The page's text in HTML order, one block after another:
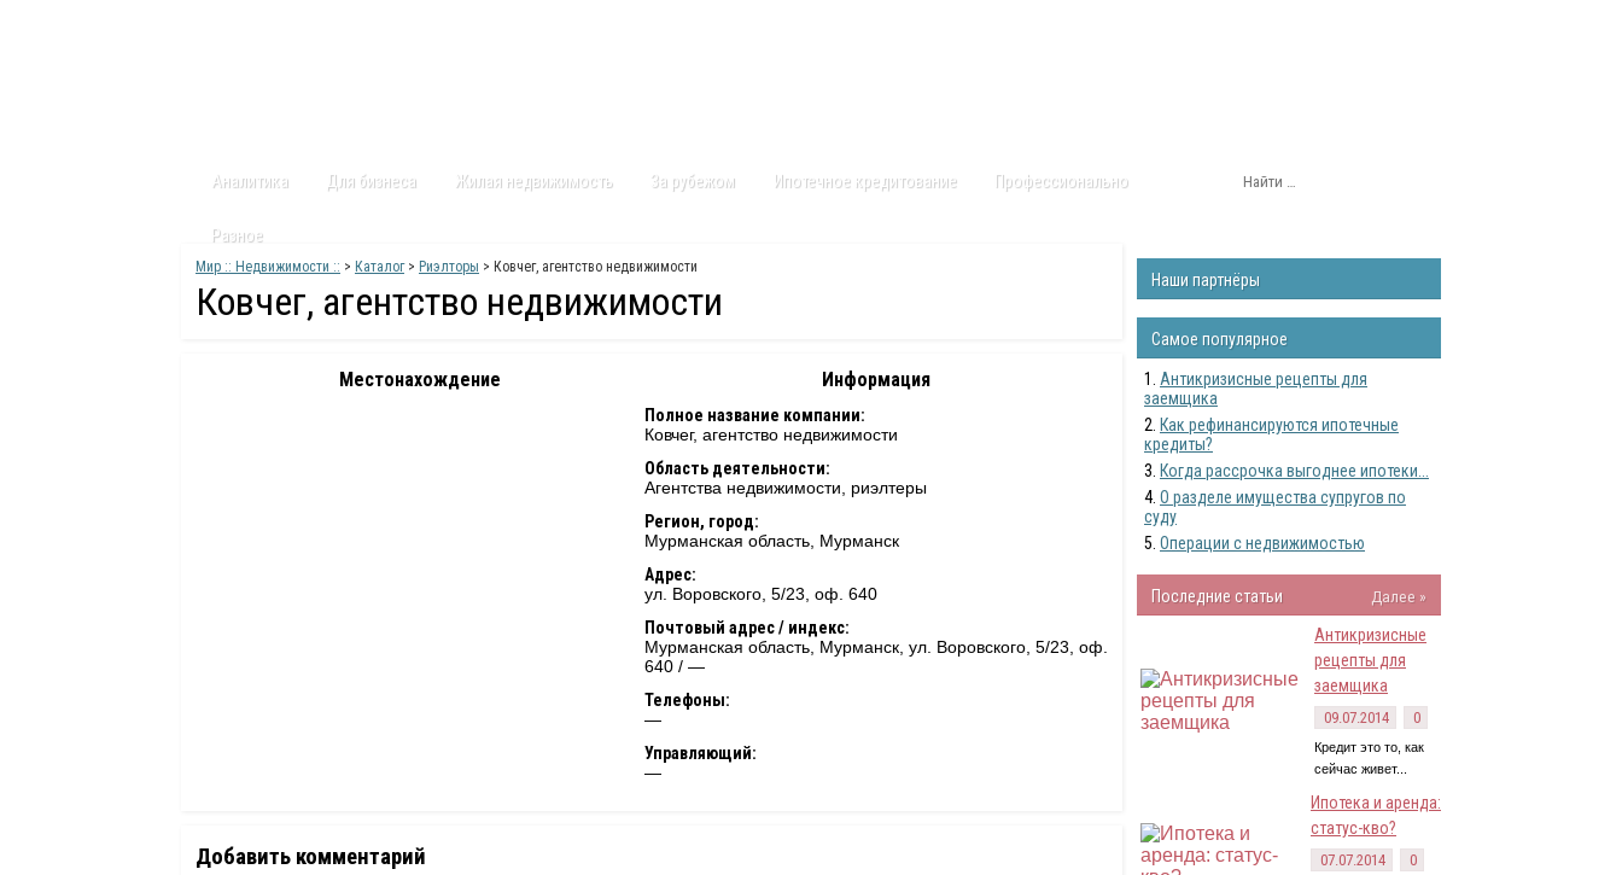
Аналитика Для бизнеса Жилая недвижимость За рубежом Ипотечное кредитование Профессионально
Разное
Мир :: Недвижимости :: > Каталог> Риэлторы > Ковчег, агентство недвижимости
Ковчег, агентство недвижимости
Местонахождение Информация
Полное название компании:
Ковчег, агентство недвижимости
Область деятельности:
Агентства недвижимости, риэлтеры
Регион, город:
Мурманская область Мурманск
Адрес:
ул. Воровского, 5/23, оф. 640
Почтовый адрес / индекс:
Мурманская область, Мурманск, ул. Воровского, 5/23, оф.
640 / —
Телефоны:
—
Управляющий:
—
Добавить комментарий
Наши партнёры
Самое популярное
Антикризисные рецепты для
заемщика
Как рефинансируются ипотечные
кредиты?
Когда рассрочка выгоднее ипотеки...
О разделе имущества супругов по
суду
Операции с недвижимостью
Последние статьи
Далее »
Антикризисные
рецепты для
заемщика
09.07.2014 0
Кредит это то, как
сейчас живет...
Ипотека и аренда:
статус-кво?
07.07.2014 0